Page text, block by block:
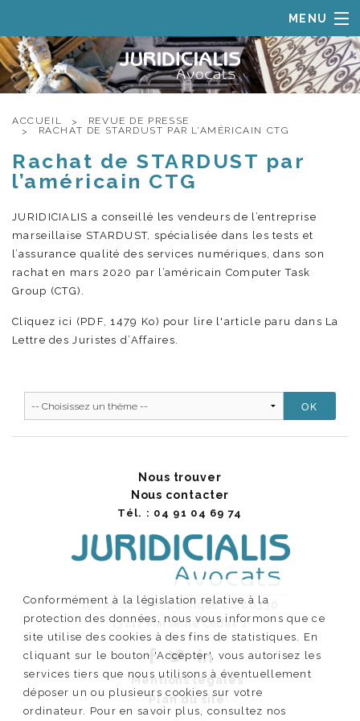
MENU
ACCUEIL
LE CABINET
EQUIPE
REVUE DE PRESSE
ACCUEIL
REVUE DE PRESSE
RACHAT DE STARDUST PAR L’AMÉRICAIN CTG
Rachat de STARDUST par
l’américain CTG
JURIDICIALIS a conseillé les vendeurs de l’entreprise
marseillaise STARDUST, spécialisée dans les tests et
l’assurance qualité des services numériques, dans son
rachat en mars 2020 par l’américain Computer Task
Group (CTG).
Cliquez ici (PDF, 1479 Ko) pour lire l'article paru dans La
Lettre des Juristes d’Affaires.
Nous trouver
Nous contacter
Tél. : 04 91 04 69 74
19 rue de la République CS 80336
13217 Marseille Cedex 2
Mentions légales
Plan du site
Conformément à la législation relative à la
protection des données, nous vous informons que ce
site utilise des cookies à des fins de statistiques. En
cliquant sur le bouton 'Accepter', vous autorisez les
services tiers que nous utilisons à éventuellement
déposer un ou plusieurs cookies sur votre
ordinateur. Pour en savoir plus, consultez nos